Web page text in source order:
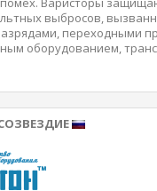
выбросов,
переходными
оборудованием,